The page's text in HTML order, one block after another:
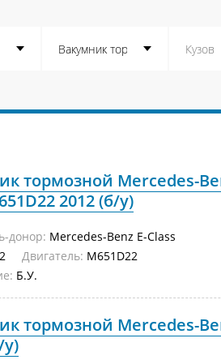
тормозной Mercedes-
2012 (б/у)
донор: Mercedes-Benz E-Class
Двигатель: M651D22
Б.У.
тормозной Mercedes-
у)